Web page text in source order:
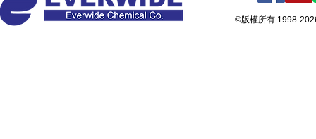
©版權所有 1998-